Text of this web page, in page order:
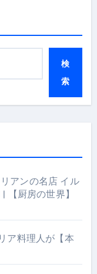
検
索
アンの名店 イル
【厨房の世界】
ア料理人が【本